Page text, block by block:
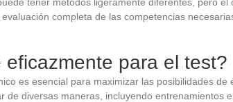
completa de las competencias
para el test?
es esencial para maximizar las posibilidades de
de diversas maneras, incluyendo entrenamientos